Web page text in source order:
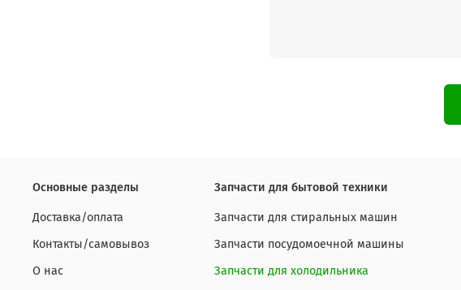
Основные разделы
Доставка/оплата
Контакты/самовывоз
О нас
Запчасти для бытовой техники
Запчасти для стиральных машин
Запчасти посудомоечной машины
Запчасти для холодильника